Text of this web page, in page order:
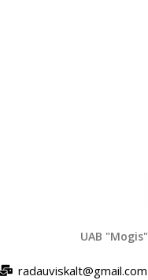
UAB "Mogis"
radauviskalt@gmail.com